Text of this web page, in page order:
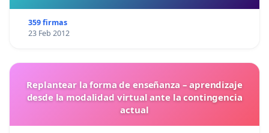
359 firmas
23 Feb 2012
Replantear la forma de enseñanza – aprendizaje
desde la modalidad virtual ante la contingencia
actual